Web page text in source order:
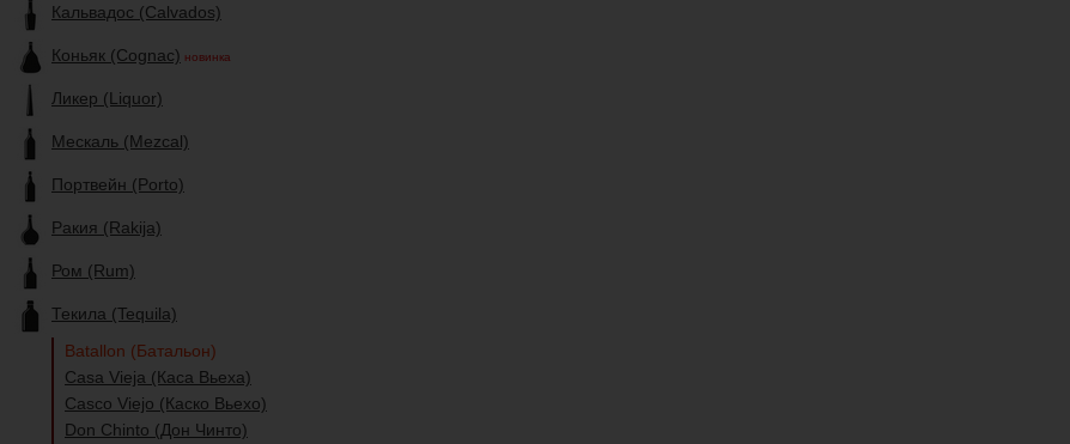
Кальвадос (Calvados)
Коньяк (Cognac) новинка
Ликер (Liquor)
Мескаль (Mezcal)
Портвейн (Porto)
Ракия (Rakija)
Ром (Rum)
Текила (Tequila)
Batallon (Батальон)
Casa Vieja (Каса Вьеха)
Casco Viejo (Каско Вьехо)
Don Chinto (Дон Чинто)